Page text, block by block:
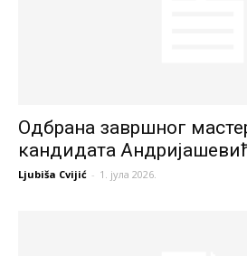
Одбрана завршног
кандидата
Ljubiša Cvijić - 1. јула 2026.